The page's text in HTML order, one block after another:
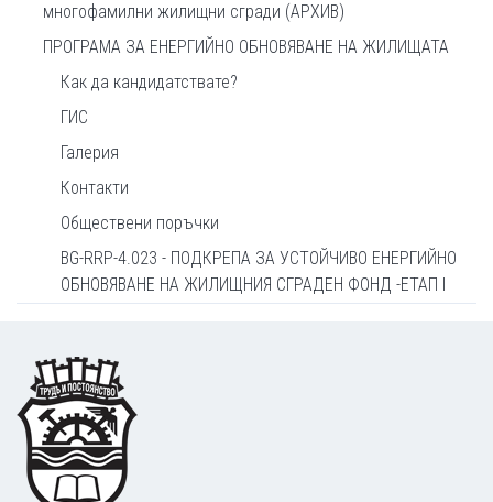
многофамилни жилищни сгради (АРХИВ)
ПРОГРАМА ЗА ЕНЕРГИЙНО ОБНОВЯВАНЕ НА ЖИЛИЩАТА
Как да кандидатствате?
ГИС
Галерия
Контакти
Обществени поръчки
BG-RRP-4.023 - ПОДКРЕПА ЗА УСТОЙЧИВО ЕНЕРГИЙНО
ОБНОВЯВАНЕ НА ЖИЛИЩНИЯ СГРАДЕН ФОНД -ЕТАП I
Footer